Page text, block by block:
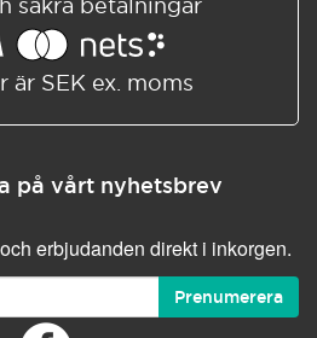
säkra betalningar
är SEK ex. moms
på vårt nyhetsbrev
erbjudanden direkt i inkorgen.
Prenumerera